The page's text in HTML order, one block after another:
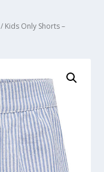
/ Kids Only Shorts –